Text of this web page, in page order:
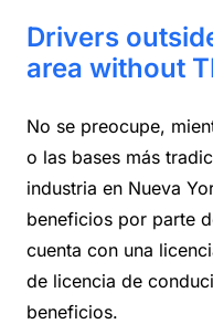
Drivers
area without
No se preocupe,
o las bases más
industria en Nueva
beneficios por parte
cuenta con una
de licencia de
beneficios.